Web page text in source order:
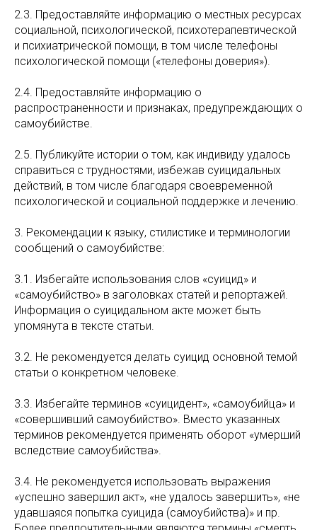
2.3. Предоставляйте информацию о местных ресурсах
социальной, психологической, психотерапевтической
и психиатрической помощи, в том числе телефоны
психологической помощи («телефоны доверия»).
2.4. Предоставляйте информацию о
распространенности и признаках, предупреждающих о
самоубийстве.
2.5. Публикуйте истории о том, как индивиду удалось
справиться с трудностями, избежав суицидальных
действий, в том числе благодаря своевременной
психологической и социальной поддержке и лечению.
3. Рекомендации к языку, стилистике и терминологии
сообщений о самоубийстве:
3.1. Избегайте использования слов «суицид» и
«самоубийство» в заголовках статей и репортажей.
Информация о суицидальном акте может быть
упомянута в тексте статьи.
3.2. Не рекомендуется делать суицид основной темой
статьи о конкретном человеке.
3.3. Избегайте терминов «суицидент», «самоубийца» и
«совершивший самоубийство». Вместо указанных
терминов рекомендуется применять оборот «умерший
вследствие самоубийства».
3.4. Не рекомендуется использовать выражения
«успешно завершил акт», «не удалось завершить», «не
удавшаяся попытка суицида (самоубийства)» и пр.